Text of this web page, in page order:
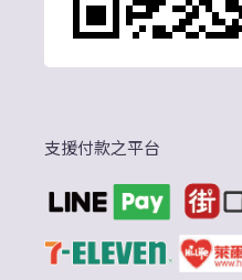
支援付款之平台